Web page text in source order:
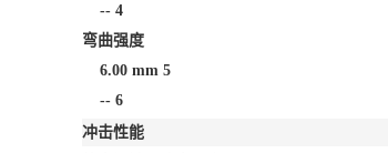
-- 4
弯曲强度
6.00 mm 5
-- 6
冲击性能